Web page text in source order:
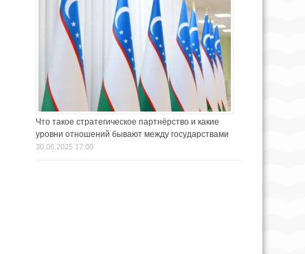
Что такое стратегическое партнёрство и какие
уровни отношений бывают между государствами
30.06.2025 17:00